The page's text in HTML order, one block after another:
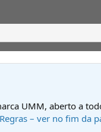
UMM, aberto a
– ver no fim da